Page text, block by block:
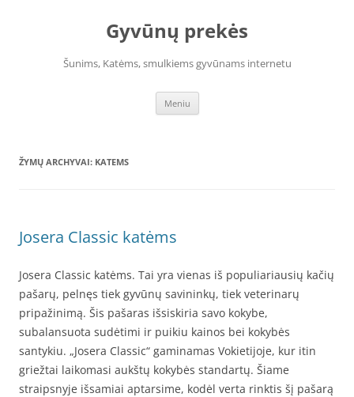
Gyvūnų prekės
Šunims, Katėms, smulkiems gyvūnams internetu
Meniu
ŽYMŲ ARCHYVAI: KATEMS
Josera Classic katėms
Josera Classic katėms. Tai yra vienas iš populiariausių kačių
pašarų, pelnęs tiek gyvūnų savininkų, tiek veterinarų
pripažinimą. Šis pašaras išsiskiria savo kokybe,
subalansuota sudėtimi ir puikiu kainos bei kokybės
santykiu. „Josera Classic“ gaminamas Vokietijoje, kur itin
griežtai laikomasi aukštų kokybės standartų. Šiame
straipsnyje išsamiai aptarsime, kodėl verta rinktis šį pašarą